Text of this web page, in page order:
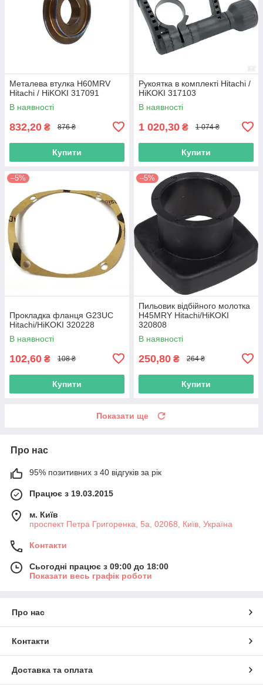
Металева втулка H60MRV
Hitachi / HiKOKI 317091
В наявності
832,20 ₴ 876 ₴
Купити
Рукоятка в комплекті Hitachi /
HiKOKI 317103
В наявності
1 020,30 ₴ 1 074 ₴
Купити
–5%
Прокладка фланця G23UC
Hitachi/HiKOKI 320228
В наявності
102,60 ₴ 108 ₴
Купити
–5%
Пильовик відбійного молотка
H45MRY Hitachi/HiKOKI
320808
В наявності
250,80 ₴ 264 ₴
Купити
Показати ще
Про нас
95% позитивних з 40 відгуків за рік
Працює з 19.03.2015
м. Київ
проспект Петра Григоренка, 5а, 02068, Київ, Україна
Контакти
Сьогодні працює з 09:00 до 18:00
Показати весь графік роботи
Про нас
Контакти
Доставка та оплата